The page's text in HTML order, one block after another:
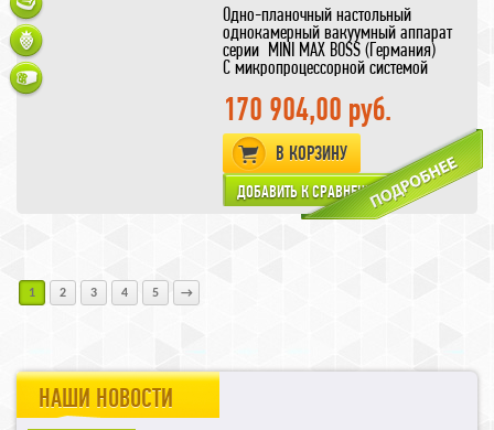
Одно-планочный настольный
однокамерный вакуумный аппарат
серии MINI MAX BOSS (Германия)
С микропроцессорной системой
управления Z 1000
Установлена мощная помпа
благодаря которой увеличена
производительность.
Так как времени на цикл вакуумации
тратится меньше
Для общепитов и магазинов.
170 904,00 руб.
В КОРЗИНУ
1 2 3 4 5 →
НАШИ НОВОСТИ